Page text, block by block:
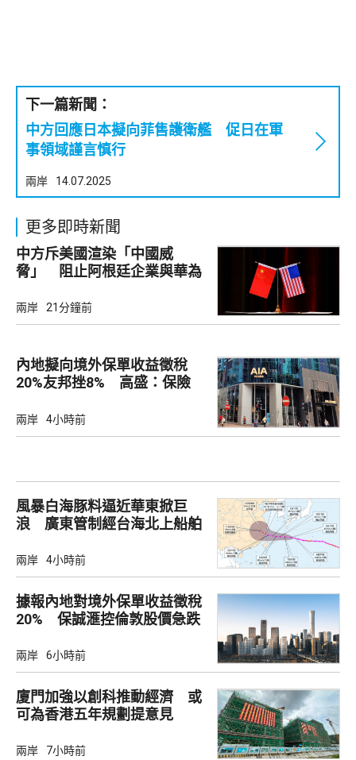
下一篇新聞：
中方回應日本擬向菲售護衛艦 促日在軍
事領域謹言慎行
兩岸 14.07.2025
更多即時新聞
中方斥美國渲染「中國威
脅」 阻止阿根廷企業與華為
兩岸 21分鐘前
內地擬向境外保單收益徵稅
20%友邦挫8% 高盛：保險
兩岸 4小時前
風暴白海豚料逼近華東掀巨
浪 廣東管制經台海北上船舶
兩岸 4小時前
據報內地對境外保單收益徵稅
20% 保誠滙控倫敦股價急跌
兩岸 6小時前
廈門加強以創科推動經濟 或
可為香港五年規劃提意見
兩岸 7小時前